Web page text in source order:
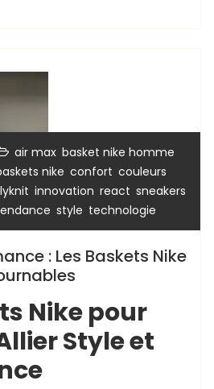
air max basket nike homme
nike confort couleurs
innovation react sneakers
style technologie
: Les Baskets Nike
Nike pour
Style et